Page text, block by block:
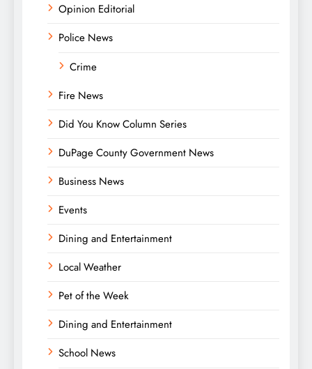
Opinion Editorial
Police News
Crime
Fire News
Did You Know Column Series
DuPage County Government News
Business News
Events
Dining and Entertainment
Local Weather
Pet of the Week
Dining and Entertainment
School News